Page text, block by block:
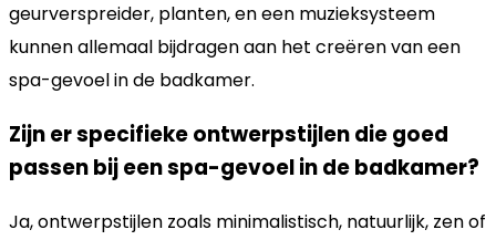
geurverspreider, planten, en een muzieksysteem
kunnen allemaal bijdragen aan het creëren van een
spa-gevoel in de badkamer.
Zijn er specifieke ontwerpstijlen die goed
passen bij een spa-gevoel in de badkamer?
Ja, ontwerpstijlen zoals minimalistisch, natuurlijk, zen of